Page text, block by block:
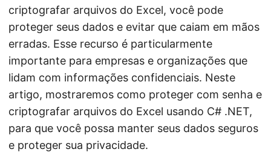
criptografar arquivos do Excel, você pode
proteger seus dados e evitar que caiam em mãos
erradas. Esse recurso é particularmente
importante para empresas e organizações que
lidam com informações confidenciais. Neste
artigo, mostraremos como proteger com senha e
criptografar arquivos do Excel usando C# .NET,
para que você possa manter seus dados seguros
e proteger sua privacidade.